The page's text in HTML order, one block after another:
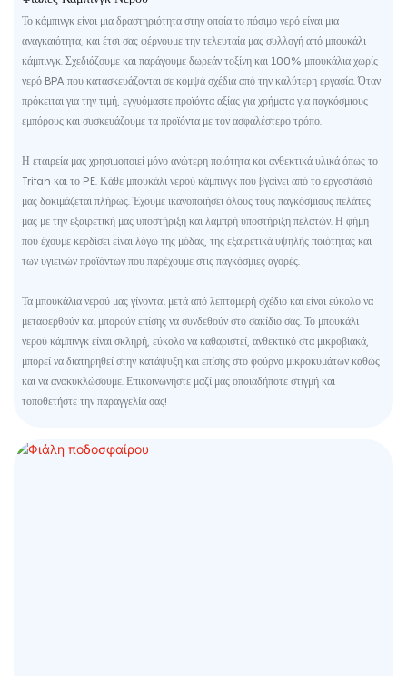
Το κάμπινγκ είναι μια δραστηριότητα στην οποία το πόσιμο νερό είναι μια
αναγκαιότητα, και έτσι σας φέρνουμε την τελευταία μας συλλογή από μπουκάλι
κάμπινγκ. Σχεδιάζουμε και παράγουμε δωρεάν τοξίνη και 100% μπουκάλια χωρίς
νερό BPA που κατασκευάζονται σε κομψά σχέδια από την καλύτερη εργασία. Όταν
πρόκειται για την τιμή, εγγυόμαστε προϊόντα αξίας για χρήματα για παγκόσμιους
εμπόρους και συσκευάζουμε τα προϊόντα με τον ασφαλέστερο τρόπο.
Η εταιρεία μας χρησιμοποιεί μόνο ανώτερη ποιότητα και ανθεκτικά υλικά όπως το
Tritan και το PE. Κάθε μπουκάλι νερού κάμπινγκ που βγαίνει από το εργοστάσιό
μας δοκιμάζεται πλήρως. Έχουμε ικανοποιήσει όλους τους παγκόσμιους πελάτες
μας με την εξαιρετική μας υποστήριξη και λαμπρή υποστήριξη πελατών. Η φήμη
που έχουμε κερδίσει είναι λόγω της μόδας, της εξαιρετικά υψηλής ποιότητας και
των υγιεινών προϊόντων που παρέχουμε στις παγκόσμιες αγορές.
Τα μπουκάλια νερού μας γίνονται μετά από λεπτομερή σχέδιο και είναι εύκολο να
μεταφερθούν και μπορούν επίσης να συνδεθούν στο σακίδιο σας. Το μπουκάλι
νερού κάμπινγκ είναι σκληρή, εύκολο να καθαριστεί, ανθεκτικό στα μικροβιακά,
μπορεί να διατηρηθεί στην κατάψυξη και επίσης στο φούρνο μικροκυμάτων καθώς
και να ανακυκλώσουμε. Επικοινωνήστε μαζί μας οποιαδήποτε στιγμή και
τοποθετήστε την παραγγελία σας!